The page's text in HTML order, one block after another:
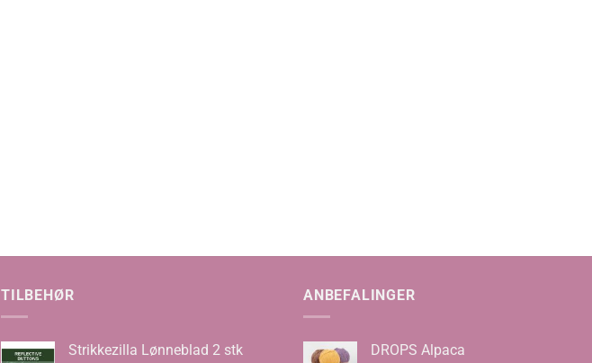
TILBEHØR
Strikkezilla Lønneblad 2 stk
ANBEFALINGER
DROPS Alpaca